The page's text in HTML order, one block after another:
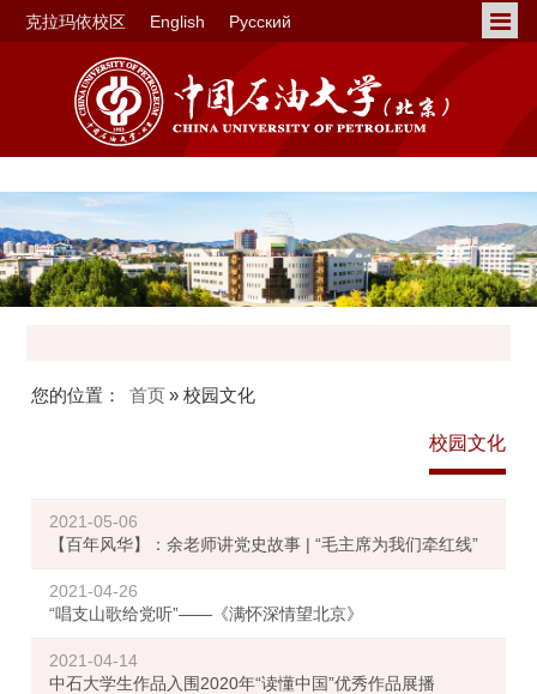
克拉玛依校区 English Русский
您的位置： 首页 » 校园文化
校园文化
2021-05-06
【百年风华】：余老师讲党史故事 | “毛主席为我们牵红线”
2021-04-26
“唱支山歌给党听”——《满怀深情望北京》
2021-04-14
中石大学生作品入围2020年“读懂中国”优秀作品展播